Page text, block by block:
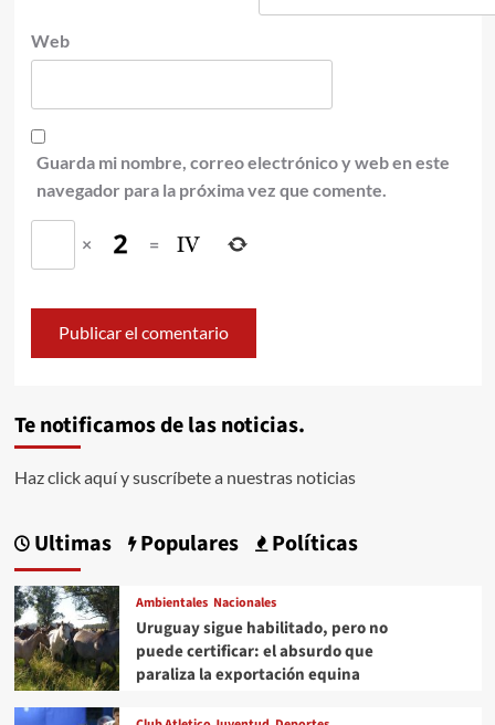
Web
Guarda mi nombre, correo electrónico y web en este
navegador para la próxima vez que comente.
× =
Te notificamos de las noticias.
Haz click aquí y suscríbete a nuestras noticias
Ultimas Populares Políticas
Ambientales Nacionales
Uruguay sigue habilitado, pero no
puede certificar: el absurdo que
paraliza la exportación equina